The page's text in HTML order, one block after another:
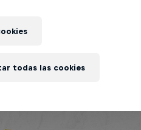
todas las cookies